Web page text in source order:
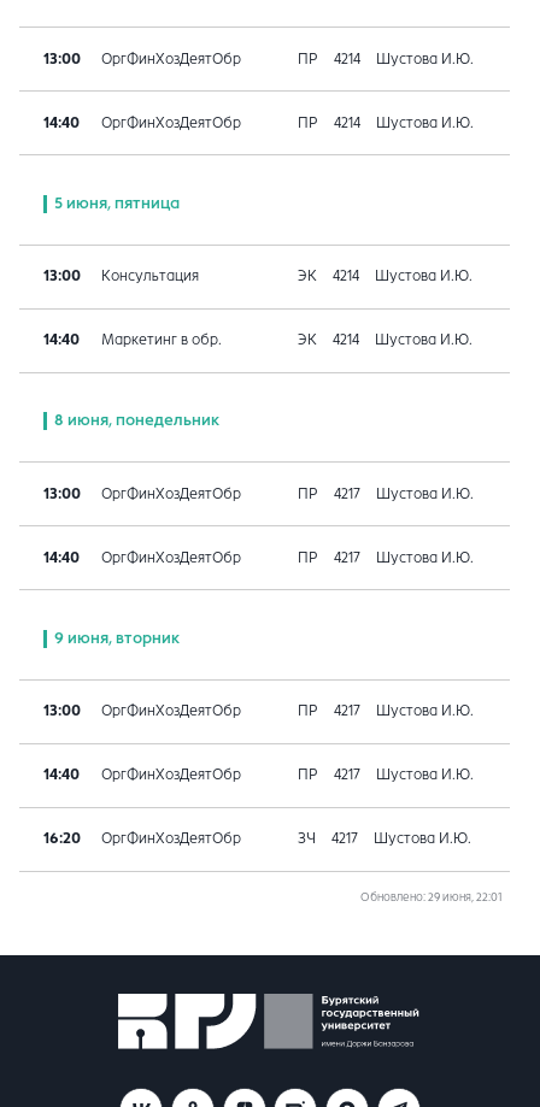
13:00 ОргФинХозДеятОбр ПР 4214 Шустова И.Ю.
14:40 ОргФинХозДеятОбр ПР 4214 Шустова И.Ю.
5 июня, пятница
13:00 Консультация ЭК 4214 Шустова И.Ю.
14:40 Маркетинг в обр. ЭК 4214 Шустова И.Ю.
8 июня, понедельник
13:00 ОргФинХозДеятОбр ПР 4217 Шустова И.Ю.
14:40 ОргФинХозДеятОбр ПР 4217 Шустова И.Ю.
9 июня, вторник
13:00 ОргФинХозДеятОбр ПР 4217 Шустова И.Ю.
14:40 ОргФинХозДеятОбр ПР 4217 Шустова И.Ю.
16:20 ОргФинХозДеятОбр ЗЧ 4217 Шустова И.Ю.
Обновлено: 29 июня, 22:01